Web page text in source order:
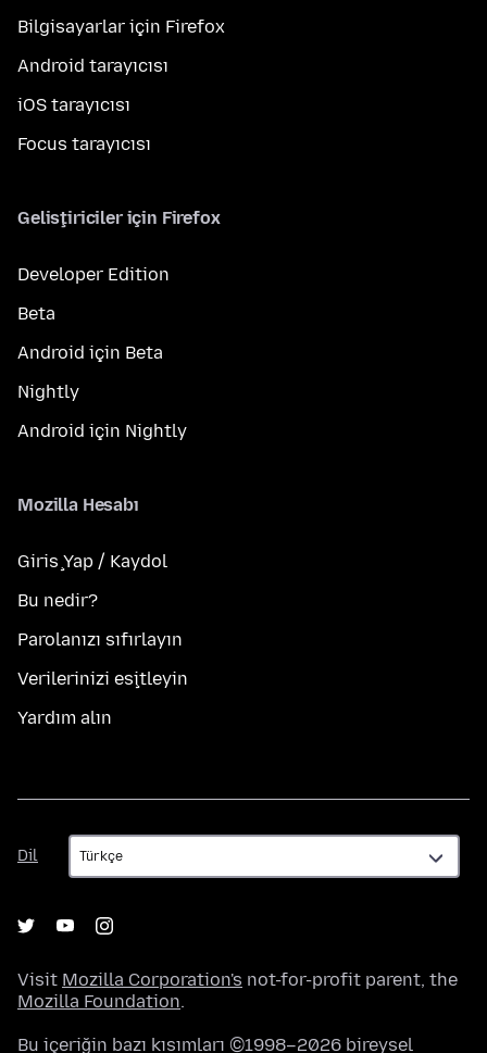
Bilgisayarlar için Firefox
Android tarayıcısı
iOS tarayıcısı
Focus tarayıcısı
Geliştiriciler için Firefox
Developer Edition
Beta
Android için Beta
Nightly
Android için Nightly
Mozilla Hesabı
Giriş Yap / Kaydol
Bu nedir?
Parolanızı sıfırlayın
Verilerinizi eşitleyin
Yardım alın
Dil
Dil
Visit Mozilla Corporation's not-for-profit parent, the
Mozilla Foundation.
Bu içeriğin bazı kısımları ©1998–2026 bireysel